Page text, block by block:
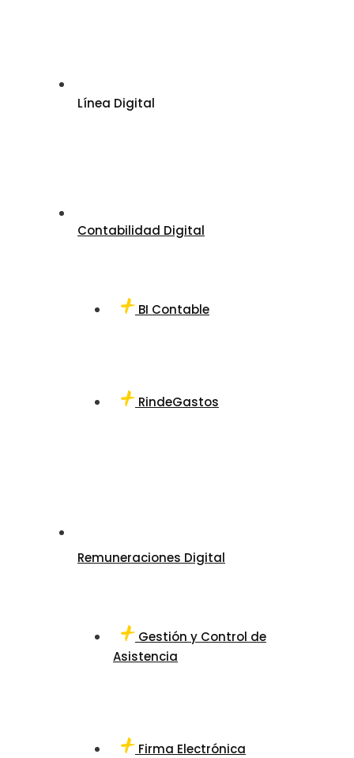
Línea Digital
Contabilidad Digital
BI Contable
RindeGastos
Remuneraciones Digital
Gestión y Control de
Asistencia
Firma Electrónica